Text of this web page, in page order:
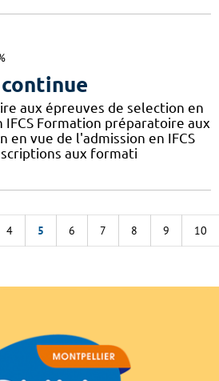
aux épreuves de selection en
IFCS Formation préparatoire aux
en vue de l'admission en IFCS
aux formati
4 5 6 7 8 9 10